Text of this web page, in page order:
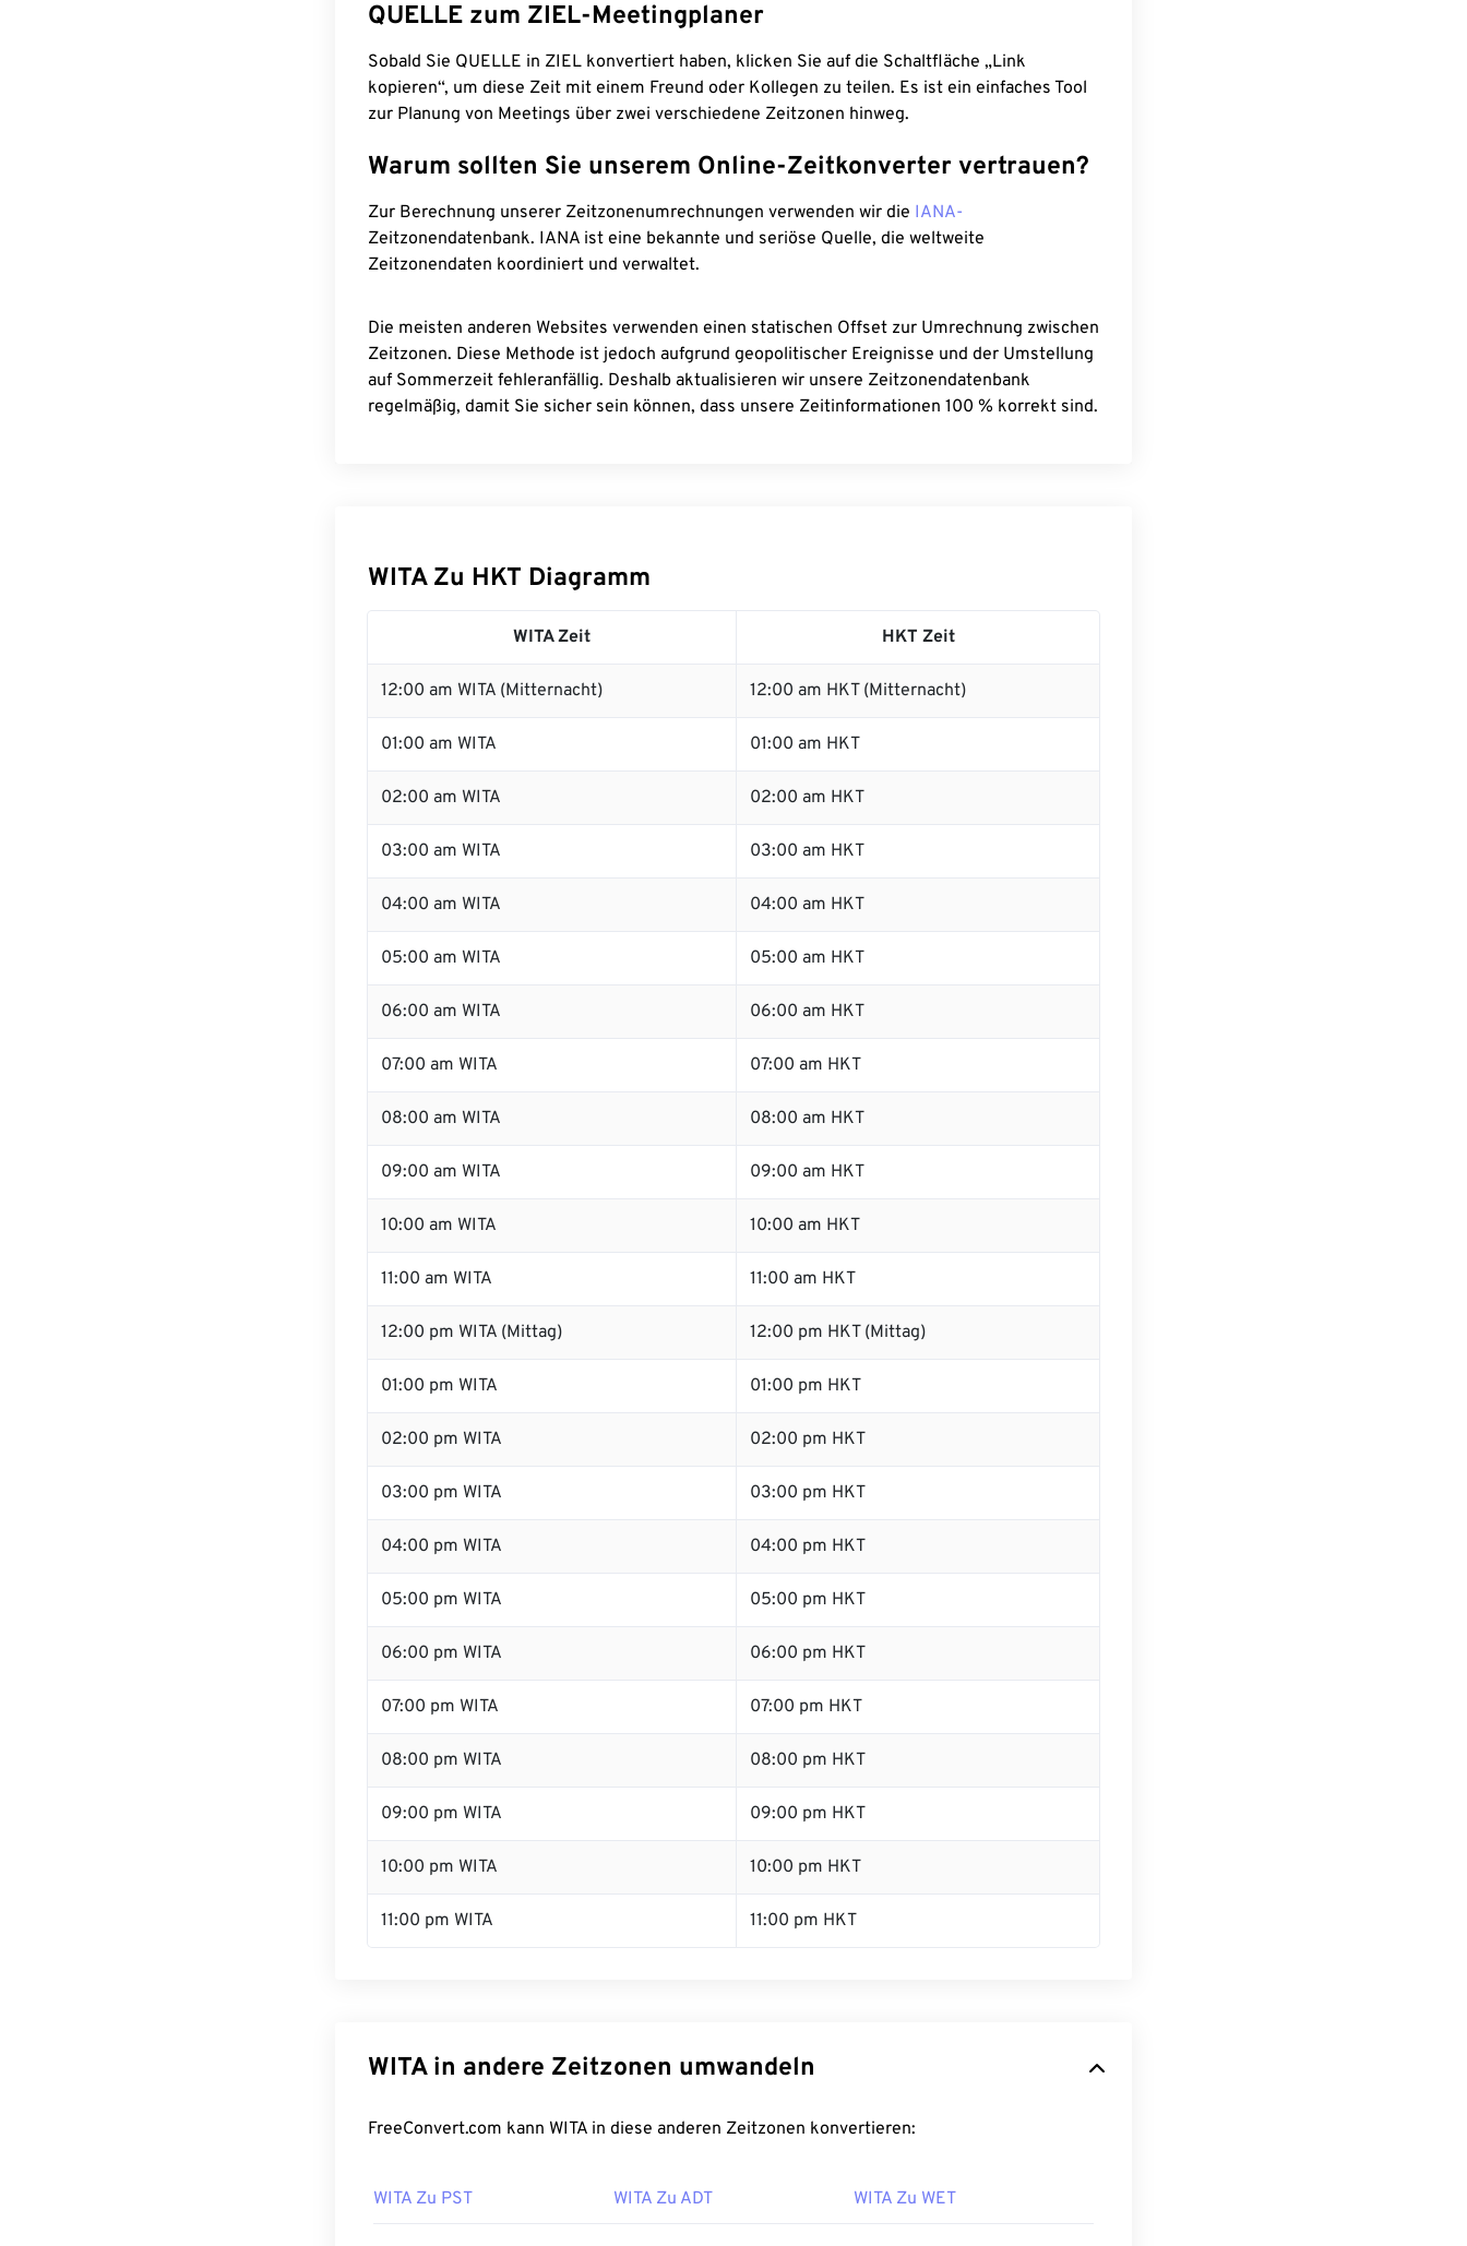
QUELLE zum ZIEL-Meetingplaner
Sobald Sie QUELLE in ZIEL konvertiert haben, klicken Sie auf die Schaltfläche „Link
kopieren“, um diese Zeit mit einem Freund oder Kollegen zu teilen. Es ist ein einfaches Tool
zur Planung von Meetings über zwei verschiedene Zeitzonen hinweg.
Warum sollten Sie unserem Online-Zeitkonverter vertrauen?
Zur Berechnung unserer Zeitzonenumrechnungen verwenden wir die IANA-
Zeitzonendatenbank. IANA ist eine bekannte und seriöse Quelle, die weltweite
Zeitzonendaten koordiniert und verwaltet.
Die meisten anderen Websites verwenden einen statischen Offset zur Umrechnung zwischen
Zeitzonen. Diese Methode ist jedoch aufgrund geopolitischer Ereignisse und der Umstellung
auf Sommerzeit fehleranfällig. Deshalb aktualisieren wir unsere Zeitzonendatenbank
regelmäßig, damit Sie sicher sein können, dass unsere Zeitinformationen 100 % korrekt sind.
WITA Zu HKT Diagramm
WITA Zeit HKT Zeit
12:00 am WITA (Mitternacht) 12:00 am HKT (Mitternacht)
01:00 am WITA 01:00 am HKT
02:00 am WITA 02:00 am HKT
03:00 am WITA 03:00 am HKT
04:00 am WITA 04:00 am HKT
05:00 am WITA 05:00 am HKT
06:00 am WITA 06:00 am HKT
07:00 am WITA 07:00 am HKT
08:00 am WITA 08:00 am HKT
09:00 am WITA 09:00 am HKT
10:00 am WITA 10:00 am HKT
11:00 am WITA 11:00 am HKT
12:00 pm WITA (Mittag) 12:00 pm HKT (Mittag)
01:00 pm WITA 01:00 pm HKT
02:00 pm WITA 02:00 pm HKT
03:00 pm WITA 03:00 pm HKT
04:00 pm WITA 04:00 pm HKT
05:00 pm WITA 05:00 pm HKT
06:00 pm WITA 06:00 pm HKT
07:00 pm WITA 07:00 pm HKT
08:00 pm WITA 08:00 pm HKT
09:00 pm WITA 09:00 pm HKT
10:00 pm WITA 10:00 pm HKT
11:00 pm WITA 11:00 pm HKT
WITA in andere Zeitzonen umwandeln
FreeConvert.com kann WITA in diese anderen Zeitzonen konvertieren:
WITA Zu PST WITA Zu ADT WITA Zu WET